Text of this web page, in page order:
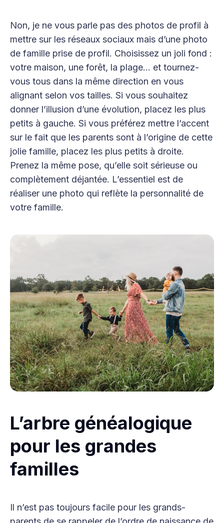
Non, je ne vous parle pas des photos de profil à
mettre sur les réseaux sociaux mais d’une photo
de famille prise de profil. Choisissez un joli fond :
votre maison, une forêt, la plage… et tournez-
vous tous dans la même direction en vous
alignant selon vos tailles. Si vous souhaitez
donner l’illusion d’une évolution, placez les plus
petits à gauche. Si vous préférez mettre l’accent
sur le fait que les parents sont à l’origine de cette
jolie famille, placez les plus petits à droite.
Prenez la même pose, qu’elle soit sérieuse ou
complètement déjantée. L’essentiel est de
réaliser une photo qui reflète la personnalité de
votre famille.
L’arbre généalogique
pour les grandes
familles
Il n’est pas toujours facile pour les grands-